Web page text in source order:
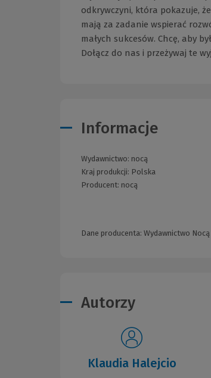
odkrywczyni, która pokazuje,
mają za zadanie wspierać
małych sukcesów. Chcę, aby
Dołącz do nas i przeżywaj te
Informacje
Wydawnictwo: nocą
Kraj produkcji: Polska
Producent: nocą
Dane producenta: Wydawnictwo
Autorzy
Klaudia Halejcio